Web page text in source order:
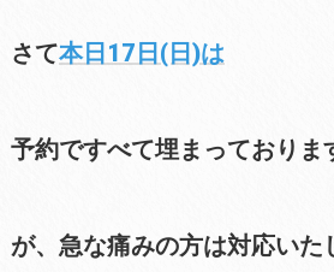
さて本日17日(日)は
予約ですべて埋まっておりま
が、急な痛みの方は対応いた